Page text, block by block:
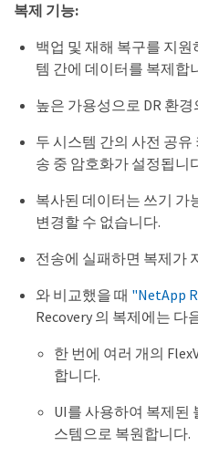
복제 기능:
백업 및 재해 복구를 지원
템 간에 데이터를 복제합
높은 가용성으로 DR 환
두 시스템 간의 사전 공유
송 중 암호화가 설정됩니
복사된 데이터는 쓰기 가
변경할 수 없습니다.
전송에 실패하면 복제가
와 비교했을 때 "NetApp
Recovery 의 복제에는 다
한 번에 여러 개의
합니다.
UI를 사용하여 복제된
스템으로 복원합니다.